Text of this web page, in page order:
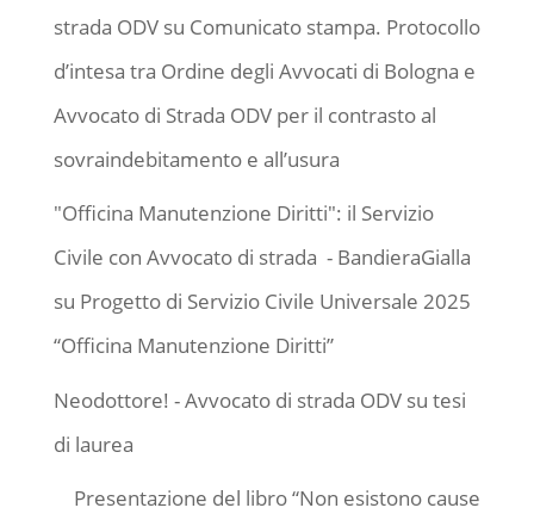
strada ODVsu Comunicato stampa. Protocollo
d’intesa tra Ordine degli Avvocati di Bologna e
Avvocato di Strada ODV per il contrasto al
sovraindebitamento e all’usura
"Officina Manutenzione Diritti": il Servizio
Civile con Avvocato di strada - BandieraGialla
su Progetto di Servizio Civile Universale 2025
“Officina Manutenzione Diritti”
Neodottore! - Avvocato di strada ODVsu tesi
di laurea
Presentazione del libro “Non esistono cause